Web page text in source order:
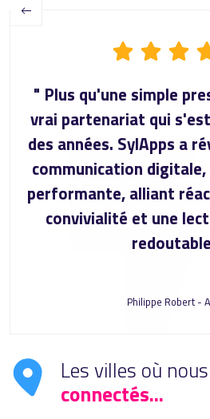
" Plus qu'une simple
vrai partenariat qui
des années. SylApps a
communication digitale,
performante, alliant
convivialité et une
Philippe Robert -
Les villes où
connectés...